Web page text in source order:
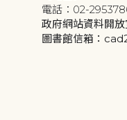
電話：02-
政府網站資料開放
圖書館信箱：